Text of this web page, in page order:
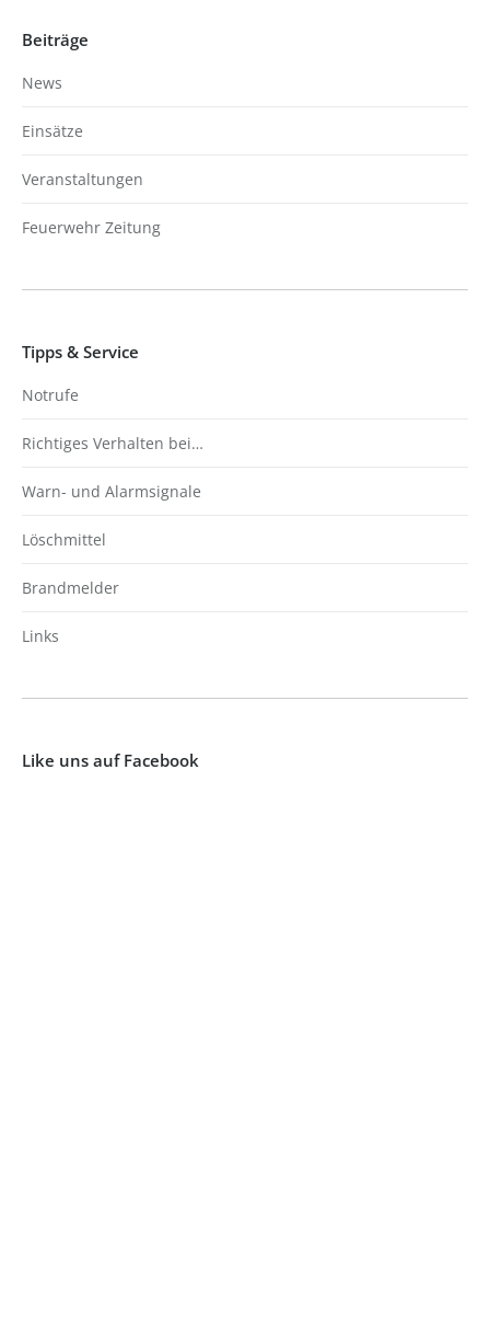
Beiträge
News
Einsätze
Veranstaltungen
Feuerwehr Zeitung
Tipps & Service
Notrufe
Richtiges Verhalten bei…
Warn- und Alarmsignale
Löschmittel
Brandmelder
Links
Like uns auf Facebook